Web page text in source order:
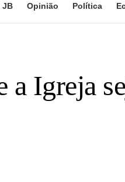
JB Opinião Política
a Igreja